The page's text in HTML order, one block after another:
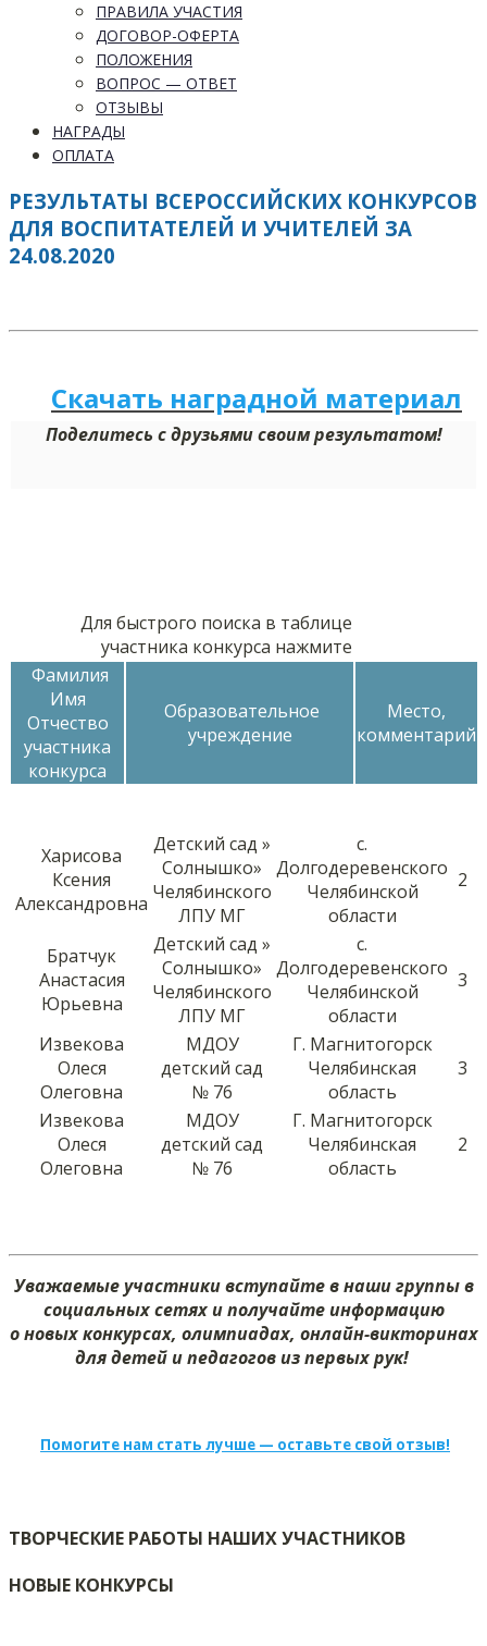
ПРАВИЛА УЧАСТИЯ
ДОГОВОР-ОФЕРТА
ПОЛОЖЕНИЯ
ВОПРОС — ОТВЕТ
ОТЗЫВЫ
НАГРАДЫ
ОПЛАТА
РЕЗУЛЬТАТЫ ВСЕРОССИЙСКИХ КОНКУРСОВ
ДЛЯ ВОСПИТАТЕЛЕЙ И УЧИТЕЛЕЙ ЗА
24.08.2020
Скачать наградной материал
Поделитесь с друзьями своим результатом!
Для быстрого поиска в таблице
участника конкурса нажмите
Фамилия
Имя
Отчество
участника
конкурса
Образовательное
учреждение
Место,
комментарий
Харисова
Ксения
Александровна
Детский сад »
Солнышко»
Челябинского
ЛПУ МГ
с.
Долгодеревенского
Челябинской
области
2
Братчук
Анастасия
Юрьевна
Детский сад »
Солнышко»
Челябинского
ЛПУ МГ
с.
Долгодеревенского
Челябинской
области
3
Извекова
Олеся
Олеговна
МДОУ
детский сад
№ 76
Г. Магнитогорск
Челябинская
область
3
Извекова
Олеся
Олеговна
МДОУ
детский сад
№ 76
Г. Магнитогорск
Челябинская
область
2
Уважаемые участники вступайте в наши группы в
социальных сетях и получайте информацию
о новых конкурсах, олимпиадах, онлайн-викторинах
для детей и педагогов из первых рук!
Помогите нам стать лучше — оставьте свой отзыв!
ТВОРЧЕСКИЕ РАБОТЫ НАШИХ УЧАСТНИКОВ
НОВЫЕ КОНКУРСЫ